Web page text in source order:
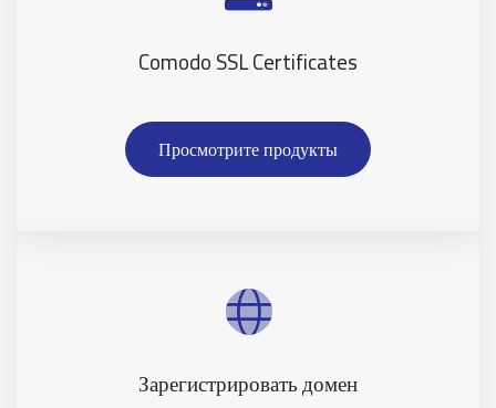
Comodo SSL Certificates
Просмотрите продукты
Зарегистрировать домен